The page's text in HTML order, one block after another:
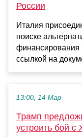
России
Италия
поиске
финансирования
ссылкой на
13:00, 14 Мар
Трамп
устроить бой